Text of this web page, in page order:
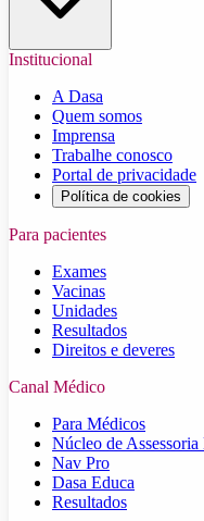
Institucional
A Dasa
Quem somos
Imprensa
Trabalhe conosco
Portal de privacidade
Política de cookies
Para pacientes
Exames
Vacinas
Unidades
Resultados
Direitos e deveres
Canal Médico
Para Médicos
Núcleo de Assessoria
Nav Pro
Dasa Educa
Resultados